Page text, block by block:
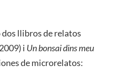
llibros de relatos
i Un bonsai dins meu
de microrelatos: